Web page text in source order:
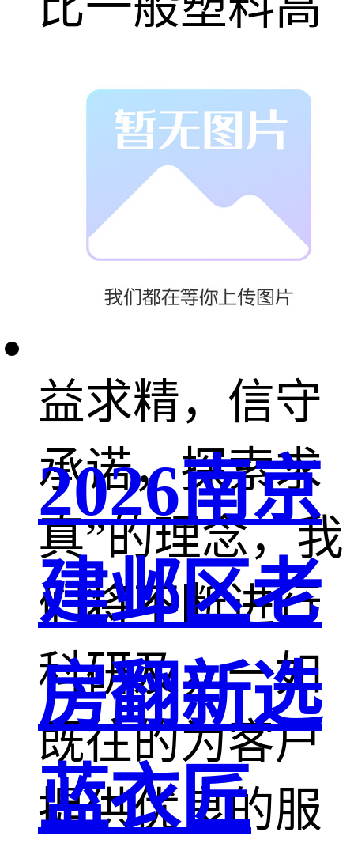
了许多，并缩
醛树脂。
我们公司本着
益求精，信守
承诺，探索求
真”的理念，我
们将不断进行
科研及，一如
既往的为客户
提供优良的服
2026南京
建邺区老
房翻新选
蓝衣匠